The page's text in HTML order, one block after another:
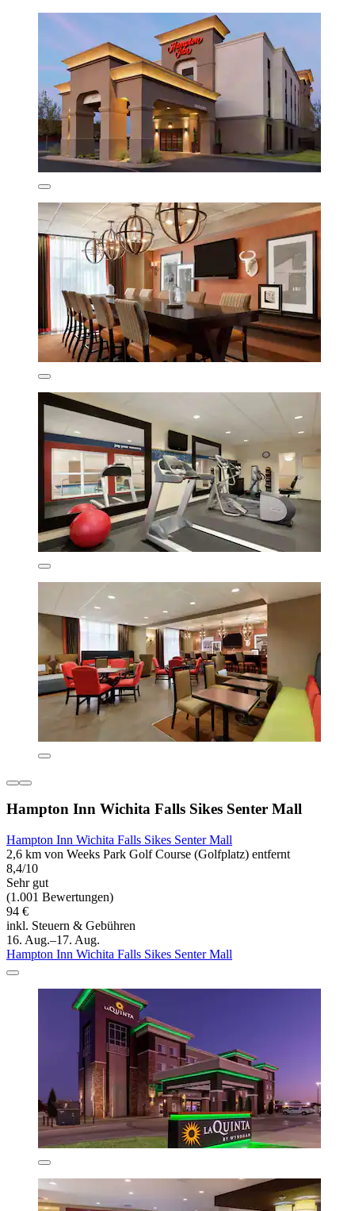
Hampton Inn Wichita Falls Sikes Senter Mall
Hampton Inn Wichita Falls Sikes Senter Mall
2,6 km von Weeks Park Golf Course (Golfplatz) entfernt
8,4/10
Sehr gut
(1.001 Bewertungen)
94 €
inkl. Steuern & Gebühren
16. Aug.–17. Aug.
Hampton Inn Wichita Falls Sikes Senter Mall